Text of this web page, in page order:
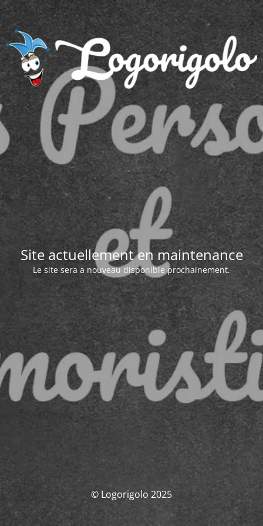
Site actuellement en maintenance
Le site sera a nouveau disponible prochainement.
© Logorigolo 2025